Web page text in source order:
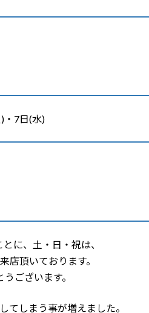
・7日(水)
に、土・日・祝は、
店頂いております。
ございます。
てしまう事が増えました。